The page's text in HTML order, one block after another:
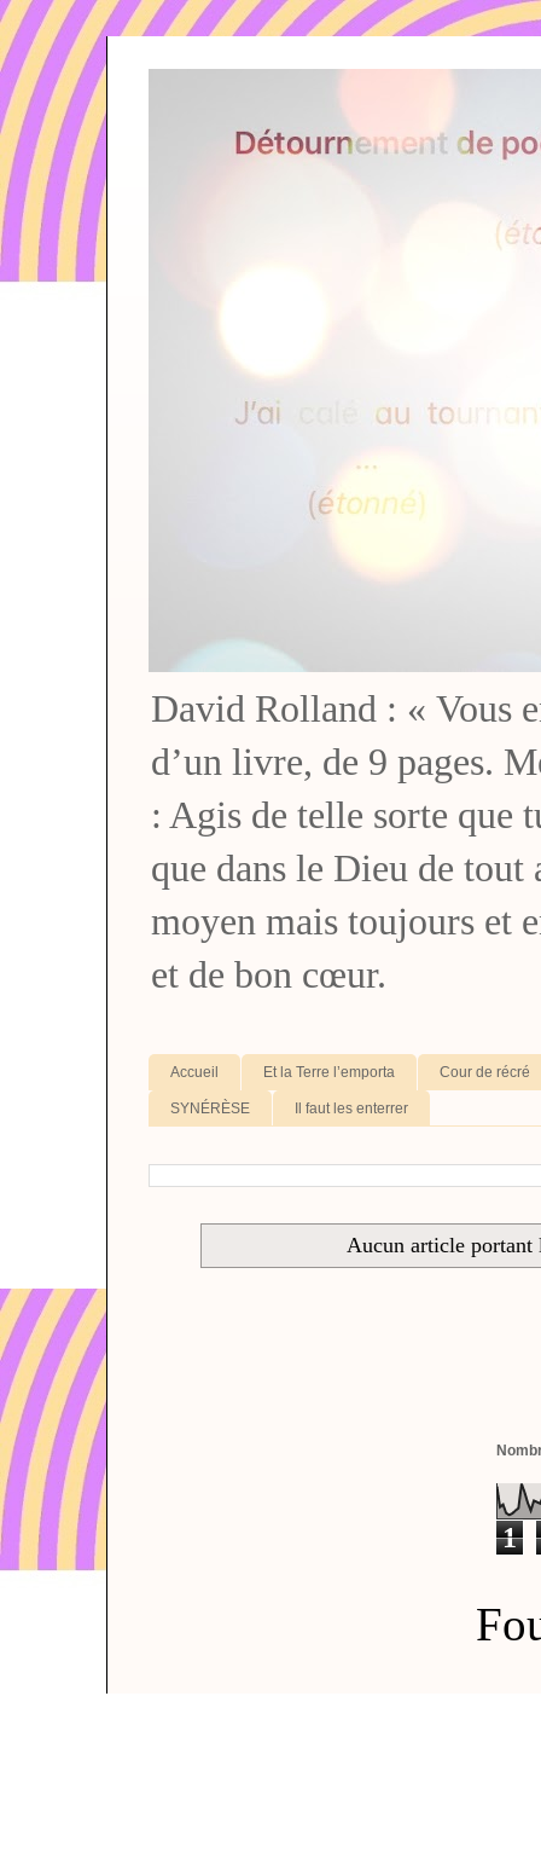
David Rolland : « Vous
d’un livre, de 9 pages.
: Agis de telle sorte que
que dans le Dieu de
moyen mais toujours et
et de bon cœur.
Accueil Et la Terre l’emporta Cour de récré
SYNÉRÈSE Il faut les enterrer
Aucun article
1